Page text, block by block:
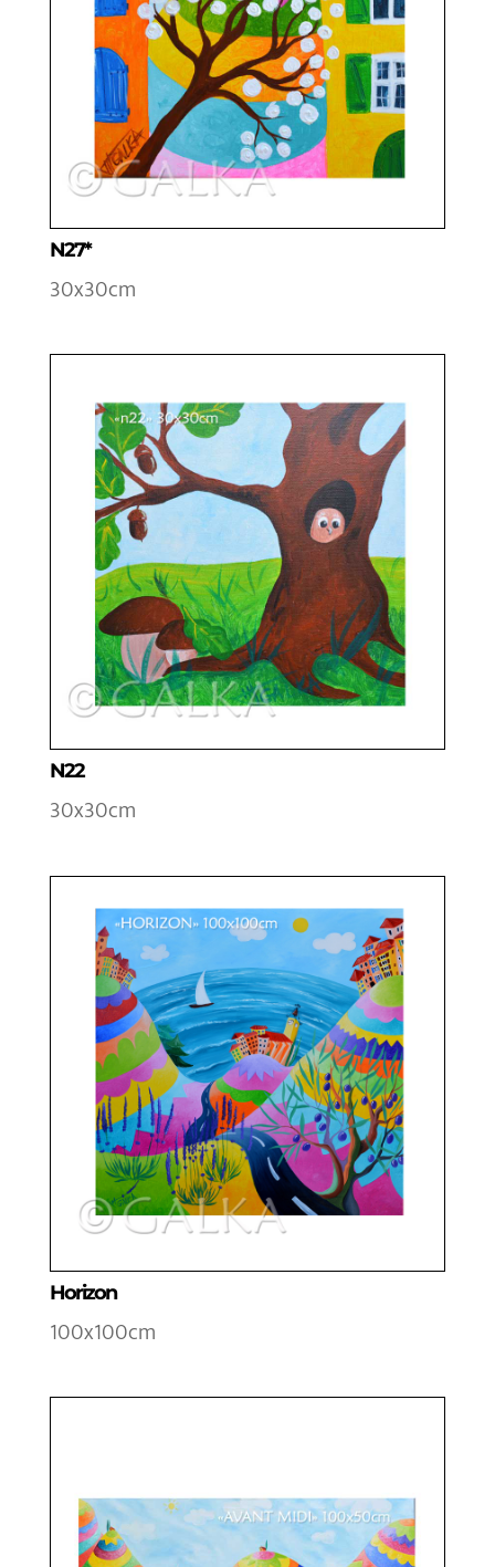
N27*
30x30cm
N22
30x30cm
Horizon
100x100cm